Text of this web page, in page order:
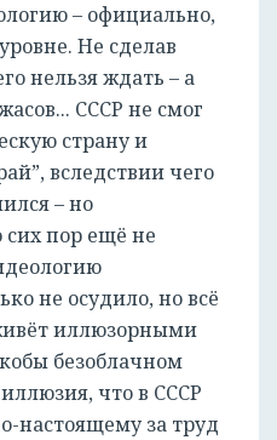
– официально,
Не сделав
нельзя ждать – а
СССР не смог
страну и
вследствии чего
– но
сих пор ещё не
не осудило, но всё
иллюзорными
безоблачном
что в СССР
настоящему за труд